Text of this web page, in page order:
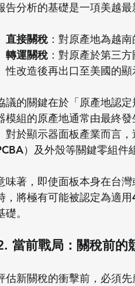
告分析的基礎是一項美越
直接關稅 ：對原產地為越
轉運關稅 ：對原產於第三
性改造後再出口至美國的
議的關鍵在於「原產地認
模組的原產地通常由最終
對於顯示器面板產業而言
）及外殼等關鍵零組件
味著，即使面板本身在台
，將極有可能被認定為適
礎。
當前戰局：關稅前的
估新關稅的衝擊前，必須